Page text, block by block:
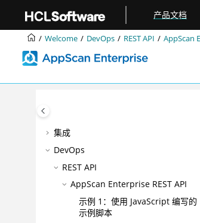
产品文档
Welcome DevOps REST API AppScan
企业的AppScan®无障碍功能
产品概述
集成
DevOps
REST API
AppScan Enterprise REST API
示例 1：使用 JavaScript 编写的
示例脚本